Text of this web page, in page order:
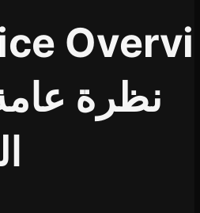
نظرة